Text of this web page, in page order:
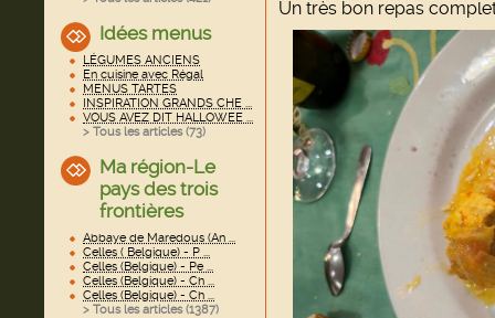
Idées menus
LÉGUMES ANCIENS
En cuisine avec Régal
MENUS TARTES
INSPIRATION GRANDS CHE ...
VOUS AVEZ DIT HALLOWEE ...
> Tous les articles (73)
Ma région-Le
pays des trois
frontières
Abbaye de Maredous (An ...
Celles ( Belgique) - P ...
Celles (Belgique) - Pe ...
Celles (Belgique) - Ch ...
Celles (Belgique) - Ch ...
> Tous les articles (1387)
Un très bon repas